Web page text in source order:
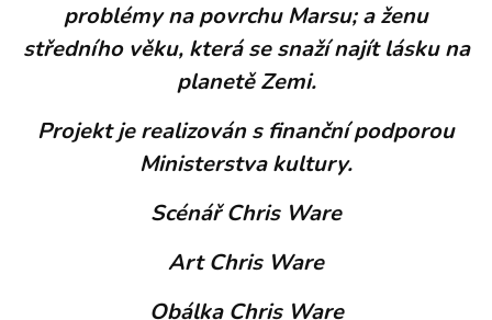
problémy na povrchu Marsu; a ženu
středního věku, která se snaží najít lásku na
planetě Zemi.
Projekt je realizován s finanční podporou
Ministerstva kultury.
Scénář Chris Ware
Art Chris Ware
Obálka Chris Ware